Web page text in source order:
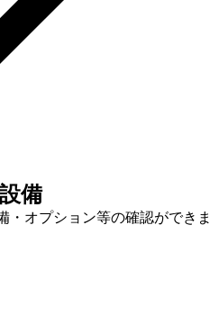
備
・オプション等の確認ができま